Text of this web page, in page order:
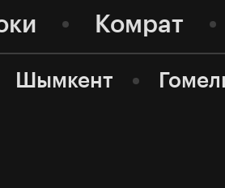
Комрат
Шымкент